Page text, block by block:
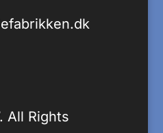
All Rights